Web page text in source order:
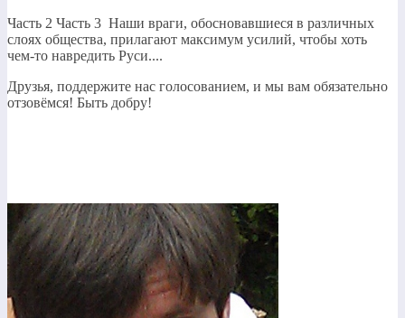
Часть 2 Часть 3 Наши враги, обосновавшиеся в различных
слоях общества, прилагают максимум усилий, чтобы хоть
чем-то навредить Руси....
Друзья, поддержите нас голосованием, и мы вам обязательно
отзовёмся! Быть добру!